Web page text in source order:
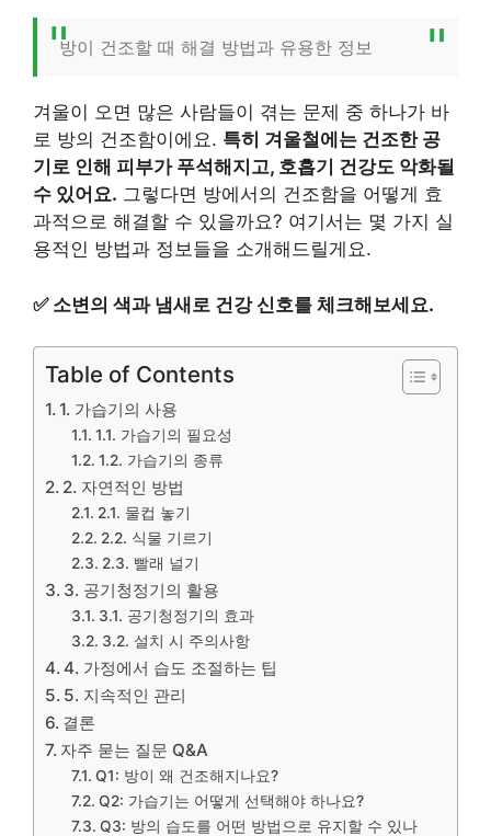
방이 건조할 때 해결 방법과 유용한 정보
겨울이 오면 많은 사람들이 겪는 문제 중 하나가 바
로 방의 건조함이에요. 특히 겨울철에는 건조한 공
기로 인해 피부가 푸석해지고, 호흡기 건강도 악화될
수 있어요. 그렇다면 방에서의 건조함을 어떻게 효
과적으로 해결할 수 있을까요? 여기서는 몇 가지 실
용적인 방법과 정보들을 소개해드릴게요.
✅ 소변의 색과 냄새로 건강 신호를 체크해보세요.
Table of Contents
1. 가습기의 사용
1.1. 가습기의 필요성
1.2. 가습기의 종류
2. 자연적인 방법
2.1. 물컵 놓기
2.2. 식물 기르기
2.3. 빨래 널기
3. 공기청정기의 활용
3.1. 공기청정기의 효과
3.2. 설치 시 주의사항
4. 가정에서 습도 조절하는 팁
5. 지속적인 관리
결론
자주 묻는 질문 Q&A
Q1: 방이 왜 건조해지나요?
Q2: 가습기는 어떻게 선택해야 하나요?
Q3: 방의 습도를 어떤 방법으로 유지할 수 있나